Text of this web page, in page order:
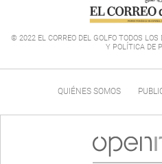
© 2022 EL CORREO DEL GOLFO TODOS
Y POLÍTICA DE
QUIÉNES SOMOS